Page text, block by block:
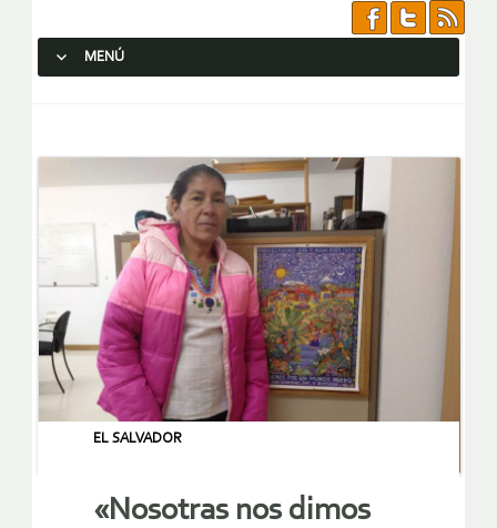
MENÚ
EL SALVADOR
«Nosotras nos dimos